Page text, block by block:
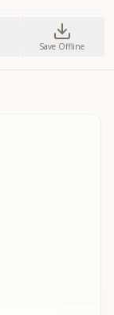
Save Offline